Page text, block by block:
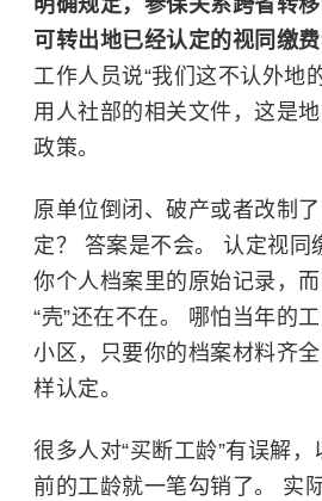
明确规定，参保关系跨省转
可转出地已经认定的视同缴费
工作人员说“我们这不认外地
用人社部的相关文件，这是
政策。
原单位倒闭、破产或者改制
定？ 答案是不会。 认定视同
你个人档案里的原始记录，
“壳”还在不在。 哪怕当年的
小区，只要你的档案材料齐
样认定。
很多人对“买断工龄”有误解
前的工龄就一笔勾销了。 实